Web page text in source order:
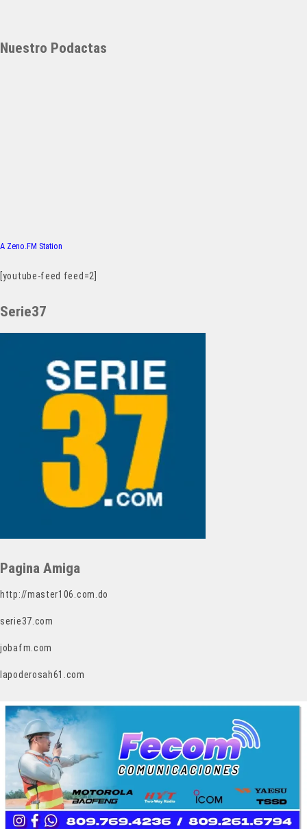
Nuestro Podactas
A Zeno.FM Station
[youtube-feed feed=2]
Serie37
Pagina Amiga
http://master106.com.do
serie37.com
jobafm.com
lapoderosah61.com